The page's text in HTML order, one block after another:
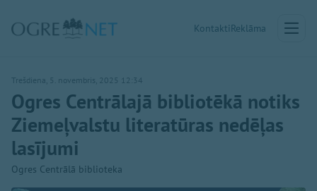
KontaktiReklāma
Trešdiena, 5. novembris, 2025 12:34
Ogres Centrālajā bibliotēkā notiks
Ziemeļvalstu literatūras nedēļas
lasījumi
Ogres Centrālā biblioteka